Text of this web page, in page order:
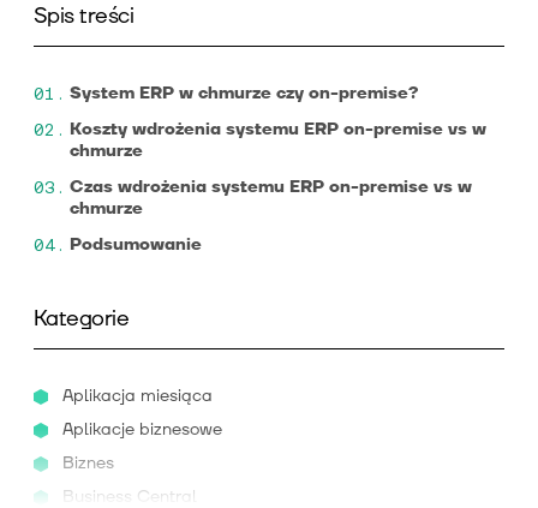
Spis treści
System ERP w chmurze czy on-premise?
Koszty wdrożenia systemu ERP on-premise vs w
chmurze
Czas wdrożenia systemu ERP on-premise vs w
chmurze
Podsumowanie
Kategorie
Aplikacja miesiąca
Aplikacje biznesowe
Biznes
Business Central